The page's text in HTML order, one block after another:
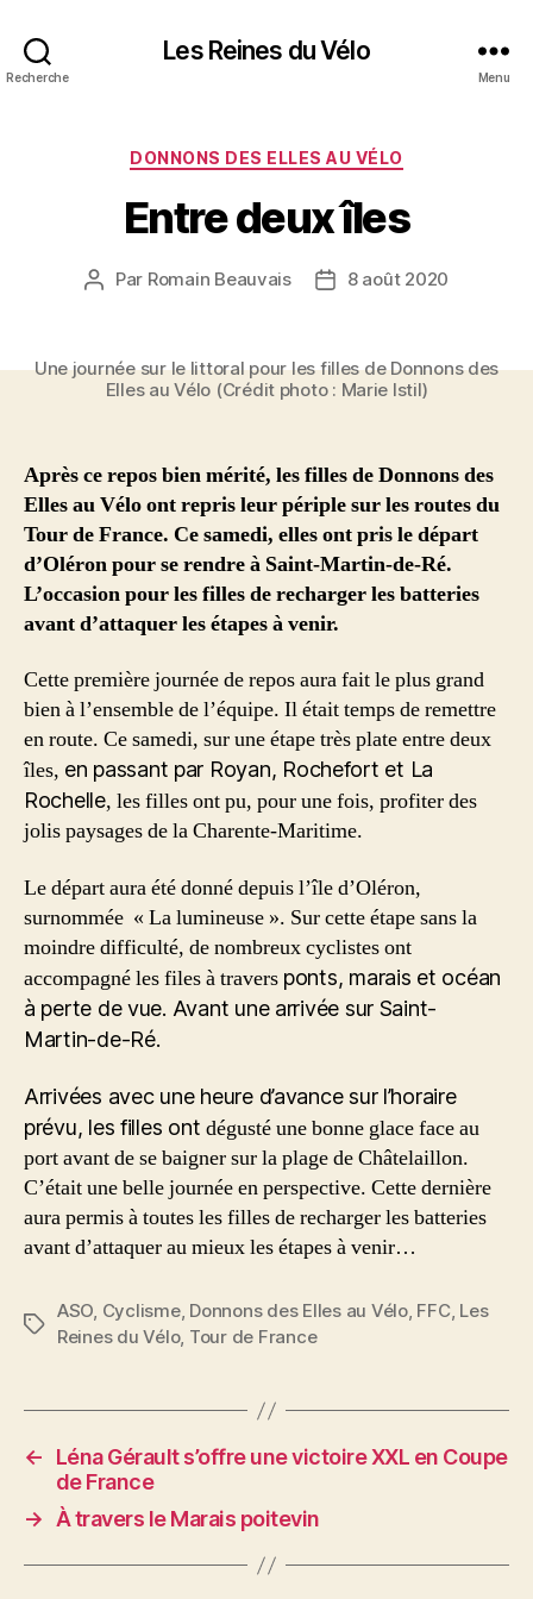
Recherche
Les Reines du Vélo
Menu
Catégories
DONNONS DES ELLES AU VÉLO
Entre deux îles
Auteur
Par Romain Beauvais
Date8 août 2020
Une journée sur le littoral pour les filles de Donnons des
Elles au Vélo (Crédit photo : Marie Istil)
Après ce repos bien mérité, les filles de Donnons des
Elles au Vélo ont repris leur périple sur les routes du
Tour de France. Ce samedi, elles ont pris le départ
d’Oléron pour se rendre à Saint-Martin-de-Ré.
L’occasion pour les filles de recharger les batteries
avant d’attaquer les étapes à venir.
Cette première journée de repos aura fait le plus grand
bien à l’ensemble de l’équipe. Il était temps de remettre
en route. Ce samedi, sur une étape très plate entre deux
îles, en passant par Royan, Rochefort et La
Rochelle, les filles ont pu, pour une fois, profiter des
jolis paysages de la Charente-Maritime.
Le départ aura été donné depuis l’île d’Oléron,
surnommée « La lumineuse ». Sur cette étape sans la
moindre difficulté, de nombreux cyclistes ont
accompagné les files à travers ponts, marais et océan
à perte de vue. Avant une arrivée sur Saint-
Martin-de-Ré.
Arrivées avec une heure d’avance sur l’horaire
prévu, les filles ontdégusté une bonne glace face au
port avant de se baigner sur la plage de Châtelaillon.
C’était une belle journée en perspective. Cette dernière
aura permis à toutes les filles de recharger les batteries
avant d’attaquer au mieux les étapes à venir…
Étiquettes
ASO, Cyclisme, Donnons des Elles au Vélo, FFC, Les
Reines du Vélo, Tour de France
←
Léna Gérault s’offre une victoire XXL en Coupe
de France
→
À travers le Marais poitevin